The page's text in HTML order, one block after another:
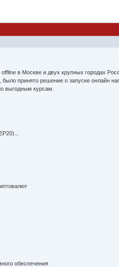
в Москве и двух крупных городах
принято решение о запуске онлайн
выгодным курсам.
обеспечения